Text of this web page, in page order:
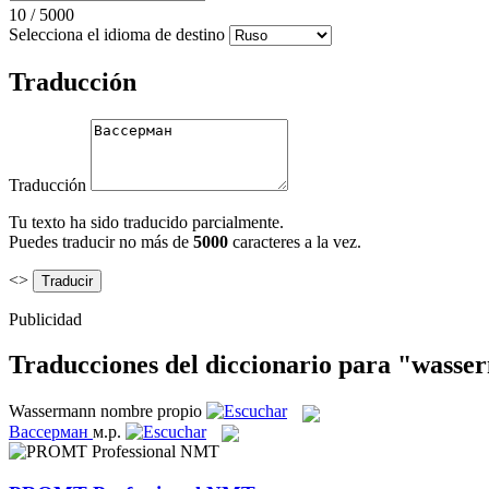
10 / 5000
Selecciona el idioma de destino
Traducción
Traducción
Tu texto ha sido traducido parcialmente.
Puedes traducir no más de 5000 caracteres a la vez.
<>
Publicidad
Traducciones del diccionario para
Wassermann nombre propio
Вассерман м.р.